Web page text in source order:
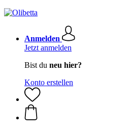
Anmelden
Jetzt anmelden
Bist du neu hier?
Konto erstellen